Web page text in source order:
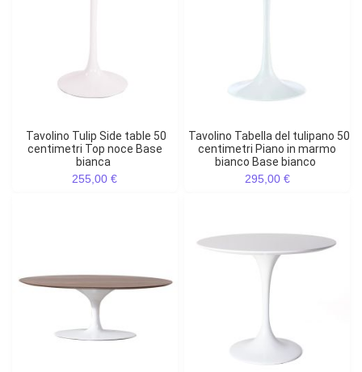
Tavolino Tulip Side table 50
centimetri Top noce Base
bianca
255,00 €
Tavolino Tabella del tulipano 50
centimetri Piano in marmo
bianco Base bianco
295,00 €